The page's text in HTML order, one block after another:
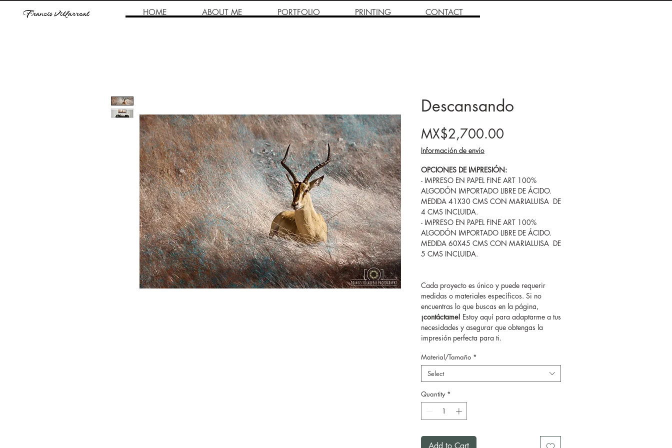
HOME ABOUT ME PORTFOLIO PRINTING CONTACT
Descansando
MX$2,700.00
Información de envío
OPCIONES DE IMPRESIÓN:
- IMPRESO EN PAPEL FINE ART 100%
ALGODÓN IMPORTADO LIBRE DE ÁCIDO.
MEDIDA 41X30 CMS CON MARIALUISA DE
4 CMS INCLUIDA.
- IMPRESO EN PAPEL FINE ART 100%
ALGODÓN IMPORTADO LIBRE DE ÁCIDO.
MEDIDA 60X45 CMS CON MARIALUISA DE
5 CMS INCLUIDA.
Cada proyecto es único y puede requerir
medidas o materiales específicos. Si no
encuentras lo que buscas en la página,
¡contáctame! Estoy aquí para adaptarme a tus
necesidades y asegurar que obtengas la
impresión perfecta para ti.
Material/Tamaño *
Select
Quantity *
Add to Cart